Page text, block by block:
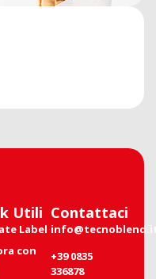
Utili
Label
con
Contattaci
+39 0835
336878